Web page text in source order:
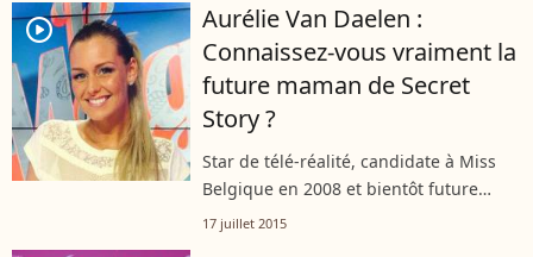
puissant, le quadragénaire a expliqué
sur son...
player2
Aurélie Van Daelen :
Connaissez-vous vraiment la
future maman de Secret
Story ?
Star de télé-réalité, candidate à Miss
Belgique en 2008 et bientôt future
maman, Aurélie Van Daelen est l'une
17 juillet 2015